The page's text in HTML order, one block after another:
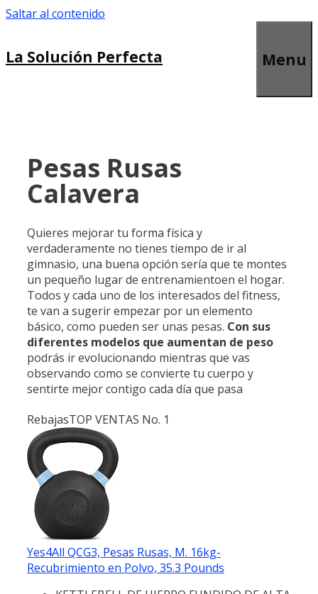
Saltar al contenido
La Solución Perfecta Menu
Pesas Rusas
Calavera
Quieres mejorar tu forma física y
verdaderamente no tienes tiempo de ir al
gimnasio, una buena opción sería que te montes
un pequeño lugar de entrenamientoen el hogar.
Todos y cada uno de los interesados del fitness,
te van a sugerir empezar por un elemento
básico, como pueden ser unas pesas. Con sus
diferentes modelos que aumentan de peso
podrás ir evolucionando mientras que vas
observando como se convierte tu cuerpo y
sentirte mejor contigo cada día que pasa
RebajasTOP VENTAS No. 1
Yes4All QCG3, Pesas Rusas, M. 16kg-
Recubrimiento en Polvo, 35.3 Pounds